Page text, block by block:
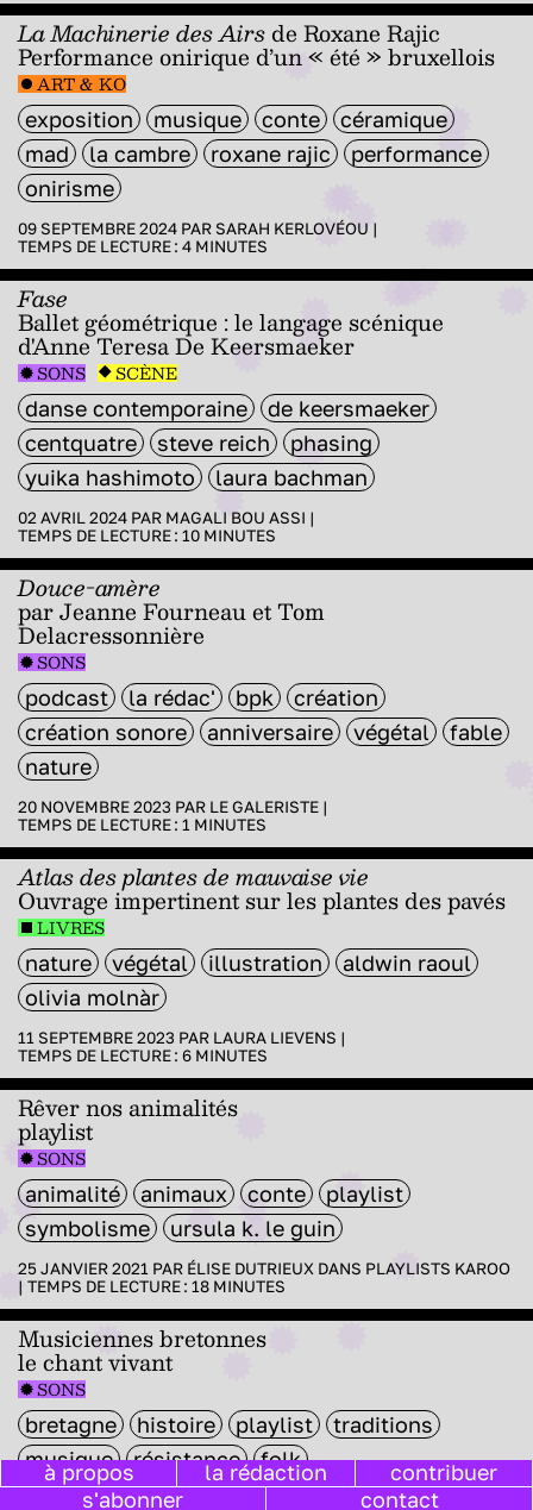
La Machinerie des Airsde Roxane Rajic
Performance onirique d’un « été » bruxellois
ART & KO
exposition musique conte
céramique
mad
la cambre roxane rajic
performance
onirisme
09 SEPTEMBRE 2024 PAR SARAH KERLOVÉOU |
TEMPS DE LECTURE : 4 MINUTES
Fase
Ballet géométrique : le langage scénique
d'Anne Teresa De Keersmaeker
SONS SCÈNE
danse contemporaine
de keersmaeker
centquatre
steve reich
phasing
yuika hashimoto
laura bachman
02 AVRIL 2024 PAR MAGALI BOU ASSI |
TEMPS DE LECTURE : 10 MINUTES
Douce-amère
par Jeanne Fourneau et Tom
Delacressonnière
SONS
podcast la rédac' bpk
création
création sonore
anniversaire végétal
fable
nature
20 NOVEMBRE 2023 PAR LE GALERISTE |
TEMPS DE LECTURE : 1 MINUTES
Atlas des plantes de mauvaise vie
Ouvrage impertinent sur les plantes des pavés
LIVRES
nature végétal illustration
aldwin raoul
olivia molnàr
11 SEPTEMBRE 2023 PAR LAURA LIEVENS |
TEMPS DE LECTURE : 6 MINUTES
Rêver nos animalités
playlist
SONS
animalité animaux conte
playlist
symbolisme
ursula k. le guin
25 JANVIER 2021 PAR ÉLISE DUTRIEUX DANS PLAYLISTS KAROO
| TEMPS DE LECTURE : 18 MINUTES
Musiciennes bretonnes
le chant vivant
SONS
bretagne histoire playlist
traditions
musique
résistance folk
06 OCTOBRE 2020 PAR DANSPLAYLISTS
à propos la rédaction
contribuer
s'abonner
contact